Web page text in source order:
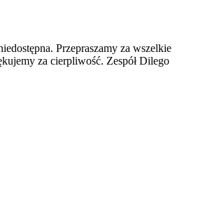
Przepraszamy za wszelkie
za cierpliwość. Zespół Dilego